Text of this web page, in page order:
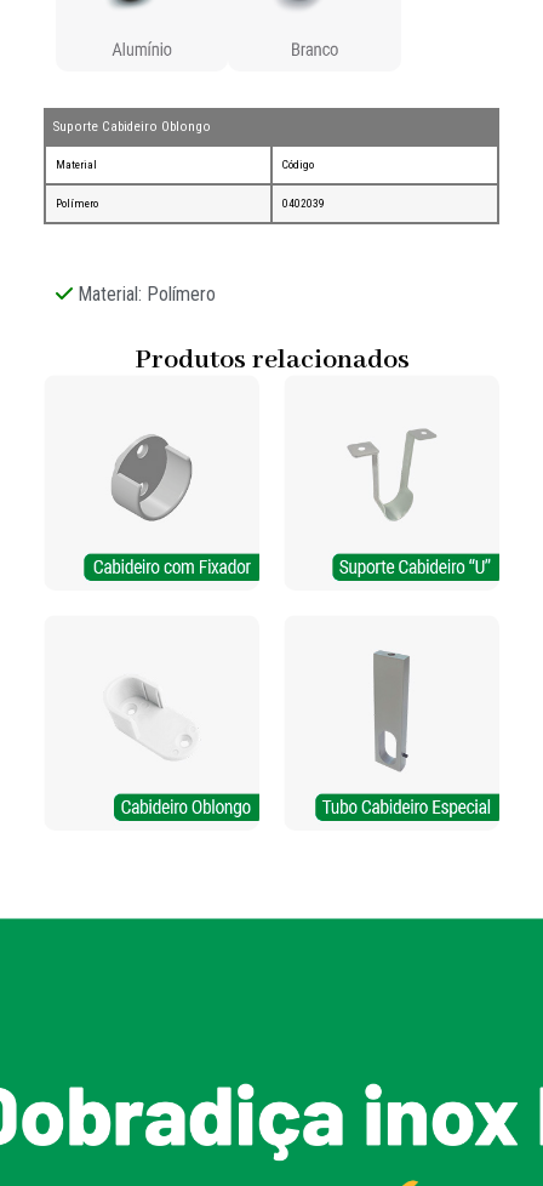
Suporte Cabideiro Oblongo
Material Código
Polímero 0402039
Material: Polímero
Produtos relacionados